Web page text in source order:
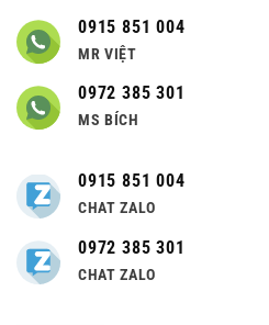
0915 851 004
MR VIỆT
0972 385 301
MS BÍCH
0915 851 004
CHAT ZALO
0972 385 301
CHAT ZALO